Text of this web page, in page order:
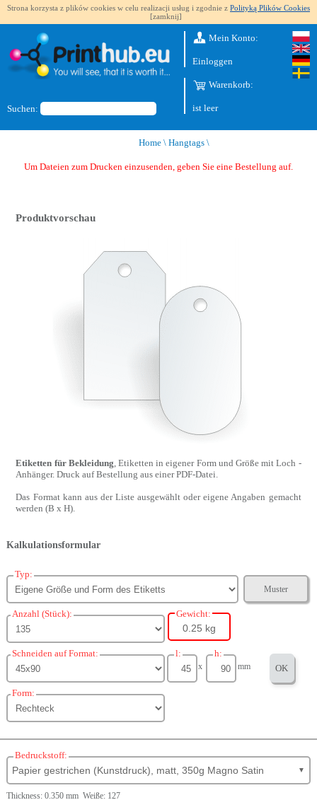
Strona korzysta z plików cookies w celu realizacji usług i zgodnie z Polityką Plików Cookies
[zamknij]
Suchen:
Mein Konto:
Einloggen
Warenkorb:
ist leer
Home \ Hangtags \
Um Dateien zum Drucken einzusenden, geben Sie eine Bestellung auf.
Produktvorschau
Etiketten für Bekleidung, Etiketten in eigener Form und Größe mit Loch -
Anhänger. Druck auf Bestellung aus einer PDF-Datei.
Das Format kann aus der Liste ausgewählt oder eigene Angaben gemacht
werden (B x H).
Kalkulationsformular
Typ:
Muster
Anzahl (Stück): Gewicht:
0.25 kg
Schneiden auf Format: l:
x
h:
mm OK
Form:
Bedruckstoff:
Papier gestrichen (Kunstdruck), matt, 350g Magno Satin ▼
Thickness: 0.350 mm Weiße: 127